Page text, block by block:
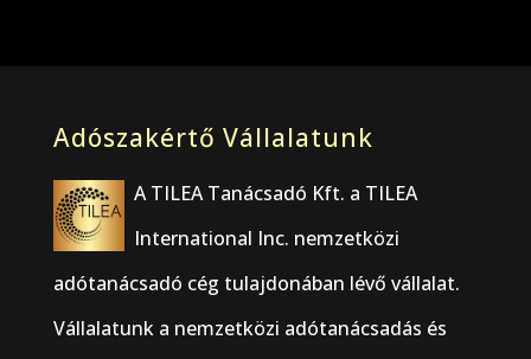
Adószakértő Vállalatunk
A TILEA Tanácsadó Kft. a TILEA
International Inc. nemzetközi
adótanácsadó cég tulajdonában lévő vállalat.
Vállalatunk a nemzetközi adótanácsadás és